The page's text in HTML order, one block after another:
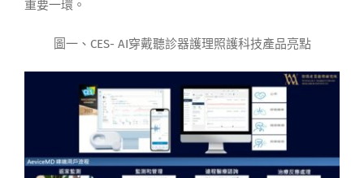
重要一環。
圖一、CES- AI穿戴聽診器護理照護科技產品亮點